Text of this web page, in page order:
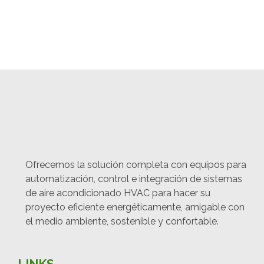
Ofrecemos la solución completa con equipos para
automatización, control e integración de sistemas
de aire acondicionado HVAC para hacer su
proyecto eficiente energéticamente, amigable con
el medio ambiente, sostenible y confortable.